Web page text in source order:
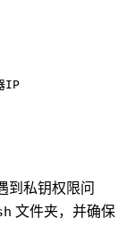
IP
到私钥权限问
文件夹，并确保